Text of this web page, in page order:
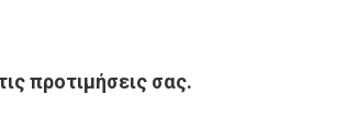
προτιμήσεις σας.